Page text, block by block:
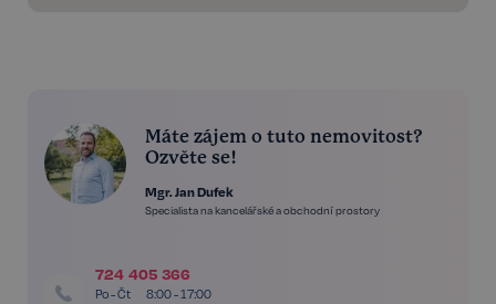
Máte zájem o tuto nemovitost?
Ozvěte se!
Mgr. Jan Dufek
Specialista na kancelářské a obchodní prostory
724 405 366
Po - Čt
8:00 - 17:00